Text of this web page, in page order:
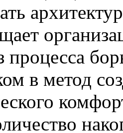
процесса
в метод